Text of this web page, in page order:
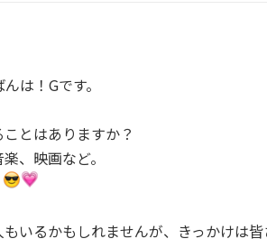
は！Gです。
とはありますか？
、映画など。
いるかもしれませんが、きっかけは